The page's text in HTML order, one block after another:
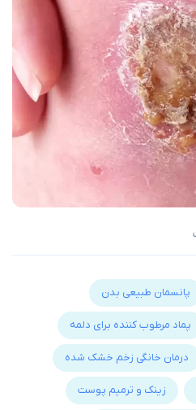
پانسمان طبیعی بدن
پماد مرطوب کننده برای دلمه
درمان خانگی زخم خشک شده
زینک و ترمیم پوست